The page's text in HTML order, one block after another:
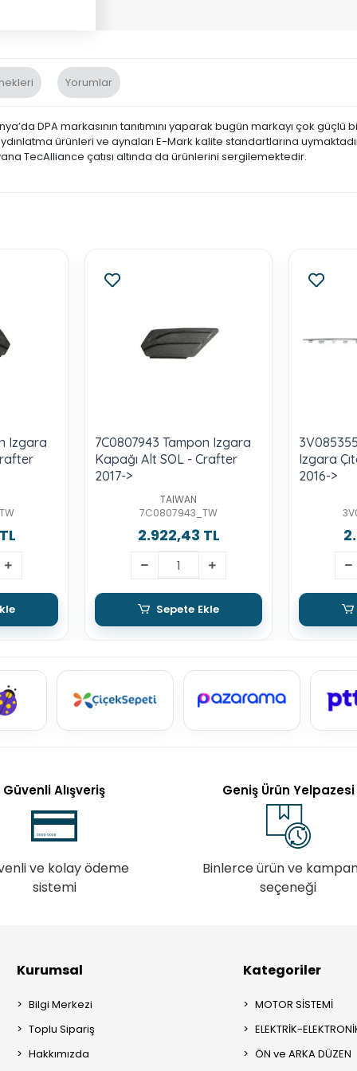
Yorumlar
Dünya’da DPA markasının tanıtımını yaparak bugün markayı çok
ürünleri ve aynaları E-Mark kalite standartlarına
TecAlliance çatısı altında da ürünlerini sergilemektedir.
Izgara
7C0807943 Tampon Izgara
Kapağı Alt SOL - Crafter
2017->
TAIWAN
7C0807943_TW
2.922,43 TL
Sepete Ekle
Izgara
2016->
Güvenli Alışveriş
ve kolay ödeme
sistemi
Geniş Ürün Yelpazesi
Binlerce ürün ve
seçeneği
Kurumsal
Bilgi Merkezi
Toplu Sipariş
Hakkımızda
Kategoriler
MOTOR SİSTEMİ
ELEKTRİK-
ÖN ve ARKA DÜZEN